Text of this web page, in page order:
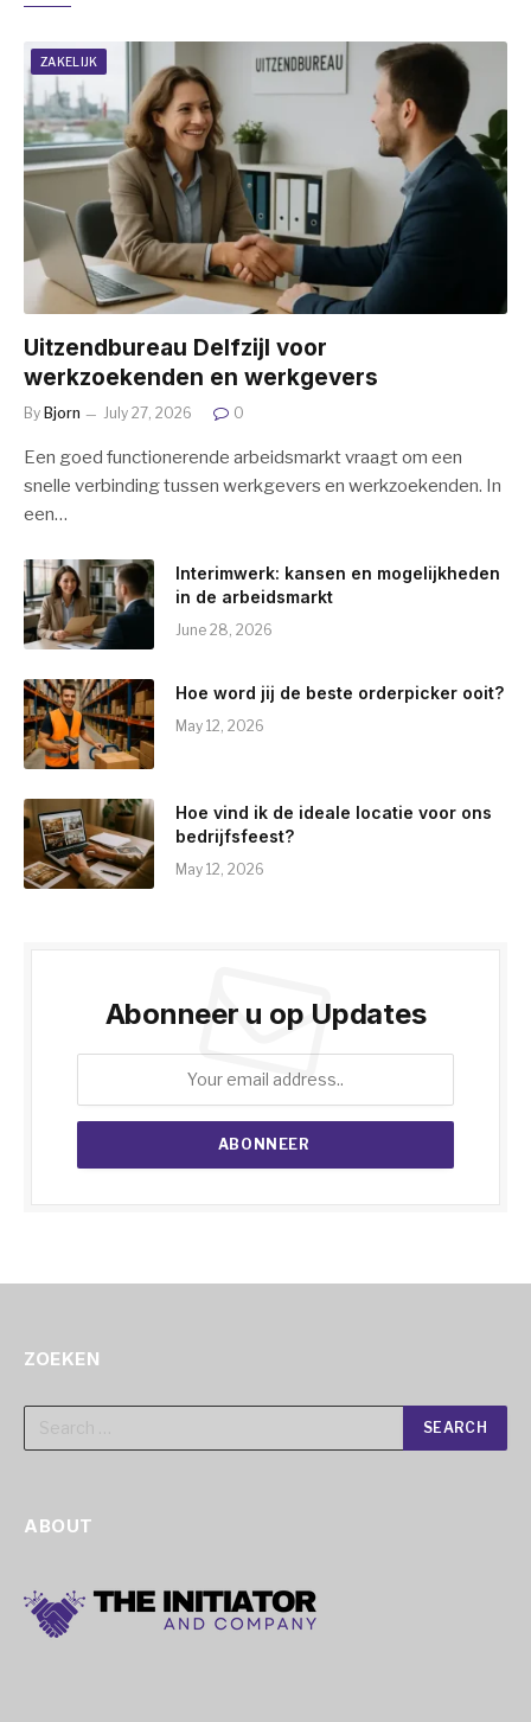
ZAKELIJK
Uitzendbureau Delfzijl voor
werkzoekenden en werkgevers
By Bjorn July 27, 2026 0
Een goed functionerende arbeidsmarkt vraagt om een
snelle verbinding tussen werkgevers en werkzoekenden. In
een…
Interimwerk: kansen en mogelijkheden
in de arbeidsmarkt
June 28, 2026
Hoe word jij de beste orderpicker ooit?
May 12, 2026
Hoe vind ik de ideale locatie voor ons
bedrijfsfeest?
May 12, 2026
Abonneer u op Updates
ZOEKEN
ABOUT